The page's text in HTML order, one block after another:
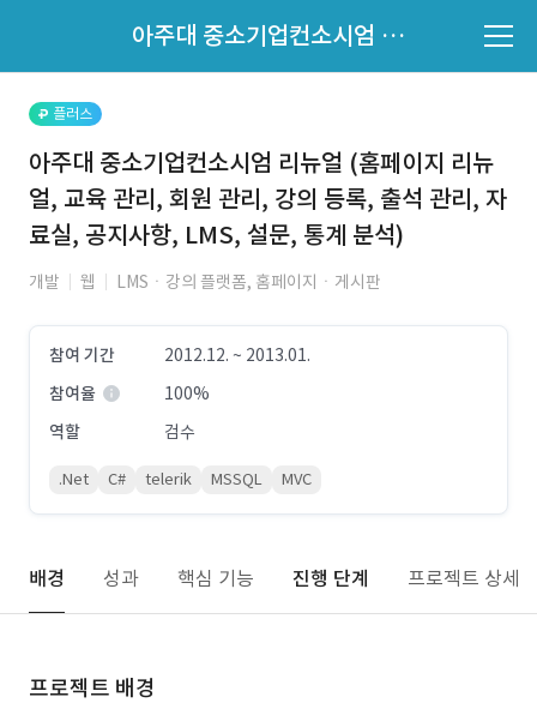
아주대 중소기업컨소시엄 리뉴얼 (홈페이지 리뉴얼, 교육 관리, 회원 관리, 강의 등록, 출석 관리, 자료실, 공지사항, LMS, 설문, 통계 분석)
지원자 목록 바로가기
플러스
아주대 중소기업컨소시엄 리뉴얼 (홈페이지 리뉴
얼, 교육 관리, 회원 관리, 강의 등록, 출석 관리, 자
료실, 공지사항, LMS, 설문, 통계 분석)
개발 웹 LMSㆍ강의 플랫폼, 홈페이지ㆍ게시판
참여 기간
2012.12. ~ 2013.01.
참여율
100%
역할
검수
.Net C# telerik MSSQL MVC
배경 성과 핵심 기능 진행 단계 프로젝트 상세
프로젝트 배경